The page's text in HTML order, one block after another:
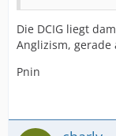
Die DCIG liegt
Anglizism, gerade
Pnin